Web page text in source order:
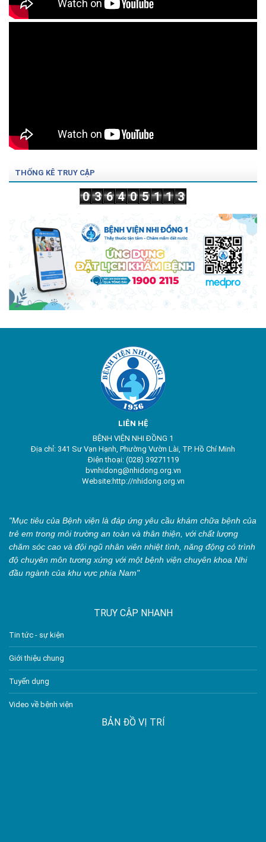
THỐNG KÊ TRUY CẬP
0 3 6 4 0 5 1 1 3
LIÊN HỆ
BỆNH VIỆN NHI ĐỒNG 1
Địa chỉ: 341 Sư Vạn Hạnh, Phường Vườn Lài, TP. Hồ Chí Minh
Điện thoại: (028) 39271119
bvnhidong@nhidong.org.vn
Website:http://nhidong.org.vn
"Mục tiêu của Bệnh viện là đáp ứng yêu cầu khám chữa bệnh của
trẻ em trong môi trường an toàn và thân thiện, với chất lượng
chăm sóc cao và đội ngũ nhân viên nhiệt tình, năng động có trình
độ chuyên môn tương xứng với một bệnh viện chuyên khoa Nhi
đầu ngành của khu vực phía Nam"
TRUY CẬP NHANH
Tin tức - sự kiện
Giới thiệu chung
Tuyển dụng
Video về bệnh viện
BẢN ĐỒ VỊ TRÍ